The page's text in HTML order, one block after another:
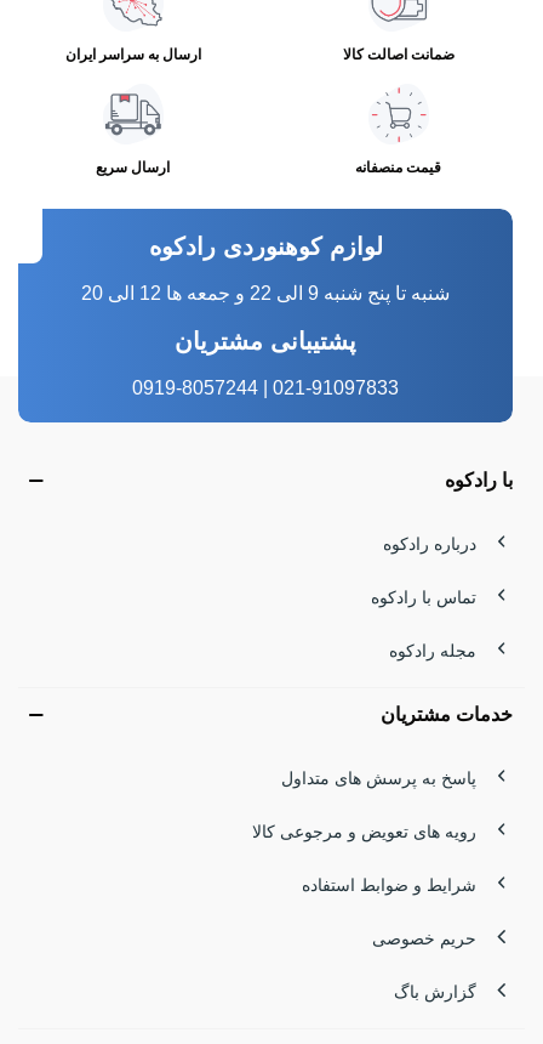
ضمانت اصالت کالا ارسال به سراسر ایران
قیمت منصفانه ارسال سریع
لوازم کوهنوردی رادکوه
شنبه تا پنج شنبه 9 الی 22 و جمعه ها 12 الی 20
پشتیبانی مشتریان
021-91097833 | 0919-8057244
با رادکوه
درباره رادکوه
تماس با رادکوه
مجله رادکوه
خدمات مشتریان
پاسخ به پرسش های متداول
رویه های تعویض و مرجوعی کالا
شرایط و ضوابط استفاده
حریم خصوصی
گزارش باگ